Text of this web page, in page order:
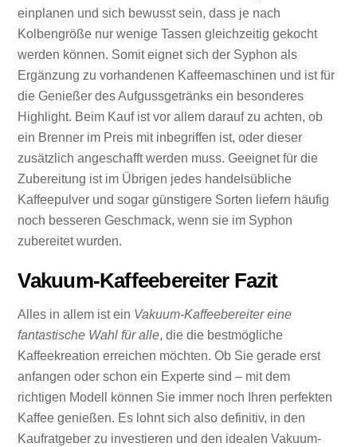
einplanen und sich bewusst sein, dass je nach
Kolbengröße nur wenige Tassen gleichzeitig gekocht
werden können. Somit eignet sich der Syphon als
Ergänzung zu vorhandenen Kaffeemaschinen und ist für
die Genießer des Aufgussgetränks ein besonderes
Highlight. Beim Kauf ist vor allem darauf zu achten, ob
ein Brenner im Preis mit inbegriffen ist, oder dieser
zusätzlich angeschafft werden muss. Geeignet für die
Zubereitung ist im Übrigen jedes handelsübliche
Kaffeepulver und sogar günstigere Sorten liefern häufig
noch besseren Geschmack, wenn sie im Syphon
zubereitet wurden.
Vakuum-Kaffeebereiter Fazit
Alles in allem ist ein Vakuum-Kaffeebereiter eine
fantastische Wahl für alle, die die bestmögliche
Kaffeekreation erreichen möchten. Ob Sie gerade erst
anfangen oder schon ein Experte sind – mit dem
richtigen Modell können Sie immer noch Ihren perfekten
Kaffee genießen. Es lohnt sich also definitiv, in den
Kaufratgeber zu investieren und den idealen Vakuum-